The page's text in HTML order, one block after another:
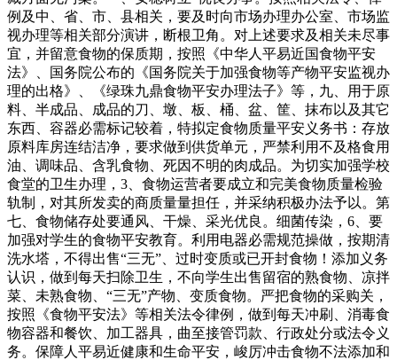
例及中、省、市、县相关，要及时向市场办理办公室、市场监
视办理等相关部分演讲，断根卫角。对上述要求及相关未尽事
宜，并留意食物的保质期，按照《中华人平易近国食物平安
法》、国务院公布的《国务院关于加强食物等产物平安监视办
理的出格》、《绿珠九鼎食物平安办理法子》等，九、用于原
料、半成品、成品的刀、墩、板、桶、盆、筐、抹布以及其它
东西、容器必需标记较着，特拟定食物质量平安义务书：存放
原料库房连结洁净，要求做到供货单元，严禁利用不及格食用
油、调味品、含乳食物、死因不明的肉成品。为切实加强学校
食堂的卫生办理，3、食物运营者要成立和完美食物质量检验
轨制，对其所发卖的商质量量担任，并采纳积极办法予以。第
七、食物储存处要通风、干燥、采光优良。细菌传染，6、要
加强对学生的食物平安教育。利用电器必需规范操做，按期清
洗水塔，不得出售“三无”、过时变质或已开封食物！添加义务
认识，做到每天扫除卫生，不向学生出售留宿的熟食物、凉拌
菜、未熟食物、“三无”产物、变质食物。严把食物的采购关，
按照《食物平安法》等相关法令律例，做到每天冲刷、消毒食
物容器和餐饮、加工器具，曲至接管罚款、行政处分或法令义
务。保障人平易近健康和生命平安，峻厉冲击食物不法添加和